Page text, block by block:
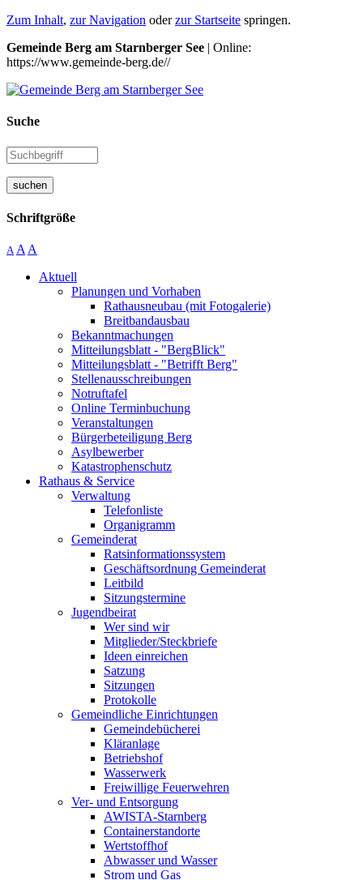
Zum Inhalt, zur Navigation oderzur Startseite springen.
Gemeinde Berg am Starnberger See | Online:
https://www.gemeinde-berg.de//
Suche
suchen
Schriftgröße
A A A
Aktuell
Planungen und Vorhaben
Rathausneubau (mit Fotogalerie)
Breitbandausbau
Bekanntmachungen
Mitteilungsblatt - "BergBlick"
Mitteilungsblatt - "Betrifft Berg"
Stellenausschreibungen
Notruftafel
Online Terminbuchung
Veranstaltungen
Bürgerbeteiligung Berg
Asylbewerber
Katastrophenschutz
Rathaus & Service
Verwaltung
Telefonliste
Organigramm
Gemeinderat
Ratsinformationssystem
Geschäftsordnung Gemeinderat
Leitbild
Sitzungstermine
Jugendbeirat
Wer sind wir
Mitglieder/Steckbriefe
Ideen einreichen
Satzung
Sitzungen
Protokolle
Gemeindliche Einrichtungen
Gemeindebücherei
Kläranlage
Betriebshof
Wasserwerk
Freiwillige Feuerwehren
Ver- und Entsorgung
AWISTA-Starnberg
Containerstandorte
Wertstoffhof
Abwasser und Wasser
Strom und Gas